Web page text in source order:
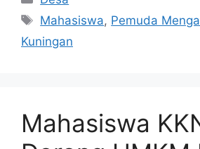
Tag
Mahasiswa, Pemuda
Kuningan
Mahasiswa